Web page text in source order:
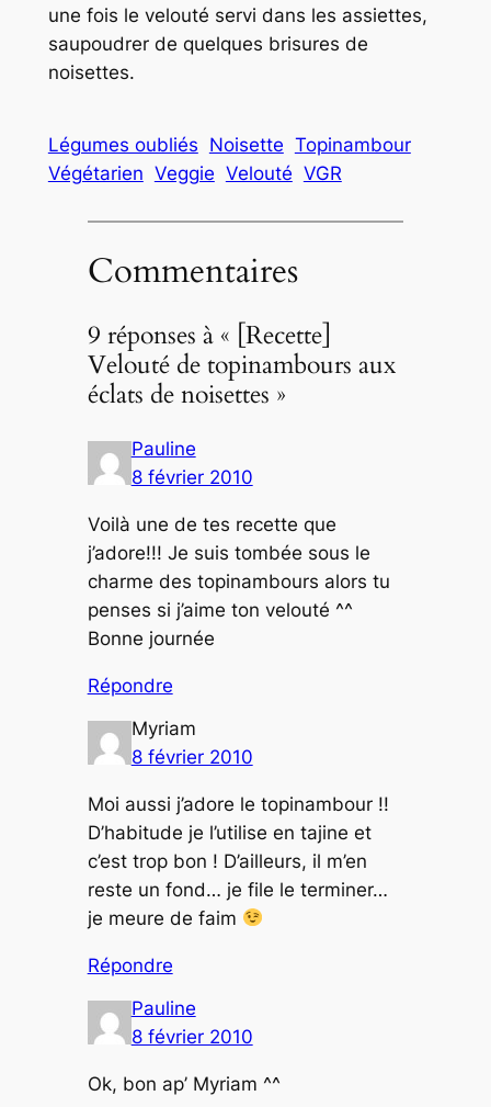
une fois le velouté servi dans les assiettes,
saupoudrer de quelques brisures de
noisettes.
Légumes oubliés Noisette Topinambour
Végétarien Veggie Velouté VGR
Commentaires
9 réponses à « [Recette]
Velouté de topinambours aux
éclats de noisettes »
Pauline
8 février 2010
Voilà une de tes recette que
j’adore!!! Je suis tombée sous le
charme des topinambours alors tu
penses si j’aime ton velouté ^^
Bonne journée
Répondre
Myriam
8 février 2010
Moi aussi j’adore le topinambour !!
D’habitude je l’utilise en tajine et
c’est trop bon ! D’ailleurs, il m’en
reste un fond… je file le terminer…
je meure de faim
Répondre
Pauline
8 février 2010
Ok, bon ap’ Myriam ^^